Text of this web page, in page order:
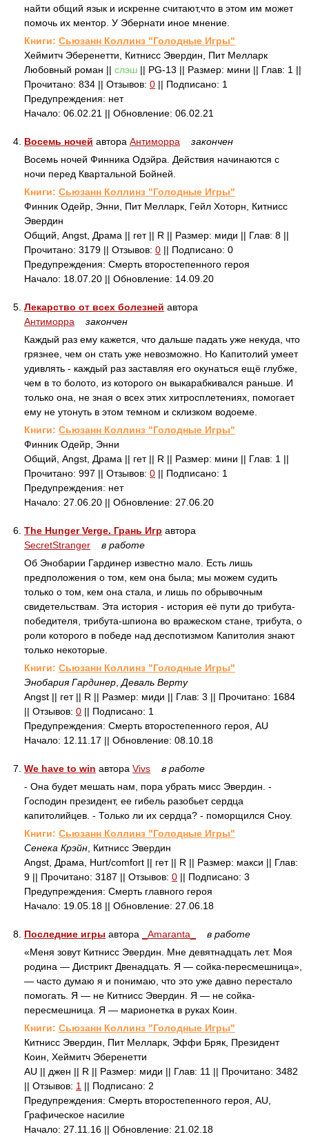
найти общий язык и искренне считают,что в этом им может
помочь их ментор. У Эбернати иное мнение.
Книги: Сьюзанн Коллинз "Голодные Игры"
Хеймитч Эберенетти, Китнисс Эвердин, Пит Мелларк
Любовный роман || слэш || PG-13 || Размер: мини || Глав: 1 ||
Прочитано: 834 || Отзывов: 0 || Подписано: 1
Предупреждения: нет
Начало: 06.02.21 || Обновление: 06.02.21
4. Восемь ночей автора Антиморра
закончен
Восемь ночей Финника Одэйра. Действия начинаются с
ночи перед Квартальной Бойней.
Книги: Сьюзанн Коллинз "Голодные Игры"
Финник Одейр, Энни, Пит Мелларк, Гейл Хоторн, Китнисс
Эвердин
Общий, Angst, Драма || гет || R || Размер: миди || Глав: 8 ||
Прочитано: 3179 || Отзывов: 0 || Подписано: 0
Предупреждения: Смерть второстепенного героя
Начало: 18.07.20 || Обновление: 14.09.20
5. Лекарство от всех болезней автора
Антиморра
закончен
Каждый раз ему кажется, что дальше падать уже некуда, что
грязнее, чем он стать уже невозможно. Но Капитолий умеет
удивлять - каждый раз заставляя его окунаться ещё глубже,
чем в то болото, из которого он выкарабкивался раньше. И
только она, не зная о всех этих хитросплетениях, помогает
ему не утонуть в этом темном и склизком водоеме.
Книги: Сьюзанн Коллинз "Голодные Игры"
Финник Одейр, Энни
Общий, Angst, Драма || гет || R || Размер: мини || Глав: 1 ||
Прочитано: 997 || Отзывов: 0 || Подписано: 1
Предупреждения: нет
Начало: 27.06.20 || Обновление: 27.06.20
6. The Hunger Verge. Грань Игр автора
SecretStranger
в работе
Об Энобарии Гардинер известно мало. Есть лишь
предположения о том, кем она была; мы можем судить
только о том, кем она стала, и лишь по обрывочным
свидетельствам. Эта история - история её пути до трибута-
победителя, трибута-шпиона во вражеском стане, трибута, о
роли которого в победе над деспотизмом Капитолия знают
только некоторые.
Книги: Сьюзанн Коллинз "Голодные Игры"
Энобария Гардинер Деваль Верту
Angst || гет || R || Размер: миди || Глав: 3 || Прочитано: 1684
|| Отзывов: 0 || Подписано: 1
Предупреждения: Смерть второстепенного героя, AU
Начало: 12.11.17 || Обновление: 08.10.18
7. We have to win автора Vivs
в работе
- Она будет мешать нам, пора убрать мисс Эвердин. -
Господин президент, ее гибель разобьет сердца
капитолийцев. - Только ли их сердца? - поморщился Сноу.
Книги: Сьюзанн Коллинз "Голодные Игры"
Сенека Крэйн , Китнисс Эвердин
Angst, Драма, Hurt/comfort || гет || R || Размер: макси || Глав:
9 || Прочитано: 3187 || Отзывов: 0 || Подписано: 3
Предупреждения: Смерть главного героя
Начало: 19.05.18 || Обновление: 27.06.18
8. Последние игры автора _Amaranta_
в работе
«Меня зовут Китнисс Эвердин. Мне девятнадцать лет. Моя
родина — Дистрикт Двенадцать. Я — сойка-пересмешница»,
— часто думаю я и понимаю, что это уже давно перестало
помогать. Я — не Китнисс Эвердин. Я — не сойка-
пересмешница. Я — марионетка в руках Коин.
Книги: Сьюзанн Коллинз "Голодные Игры"
Китнисс Эвердин, Пит Мелларк, Эффи Бряк, Президент
Коин, Хеймитч Эберенетти
AU || джен || R || Размер: миди || Глав: 11 || Прочитано: 3482
|| Отзывов: 1 || Подписано: 2
Предупреждения: Смерть второстепенного героя, AU,
Графическое насилие
Начало: 27.11.16 || Обновление: 21.02.18